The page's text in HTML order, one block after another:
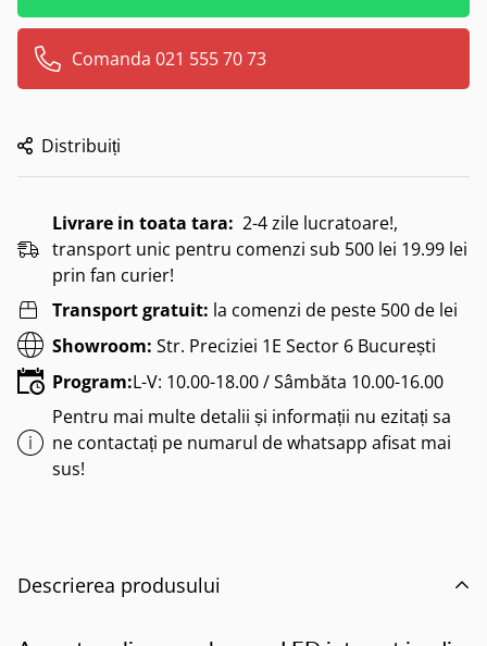
Comanda 021 555 70 73
Distribuiți
Livrare in toata tara: 2-4 zile lucratoare!,
transport unic pentru comenzi sub 500 lei 19.99 lei
prin fan curier!
Transport gratuit: la comenzi de peste 500 de lei
Showroom: Str. Preciziei 1E Sector 6 București
Program:L-V: 10.00-18.00 / Sâmbăta 10.00-16.00
Pentru mai multe detalii și informații nu ezitați sa
ne contactați pe numarul de whatsapp afisat mai
sus!
Descrierea produsului